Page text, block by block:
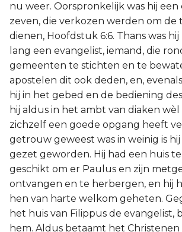
nu weer. Oorspronkelijk was hij een
zeven, die verkozen werden om de
dienen, Hoofdstuk 6:6. Thans was
lang een evangelist, iemand, die
gemeenten te stichten en te
apostelen dit ook deden, en,
hij in het gebed en de bediening
hij aldus in het ambt van diaken
zichzelf een goede opgang heeft
getrouw geweest was in weinig is hij
gezet geworden. Hij had een huis te
geschikt om er Paulus en zijn
ontvangen en te herbergen, en hij
hen van harte welkom geheten.
het huis van Filippus de evangelist,
hem. Aldus betaamt het Christenen